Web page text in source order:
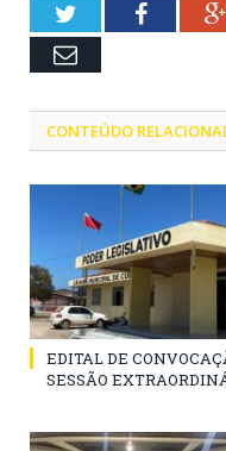
TwitterFacebook
Email
CONTEÚDO
EDITAL DE
SESSÃO